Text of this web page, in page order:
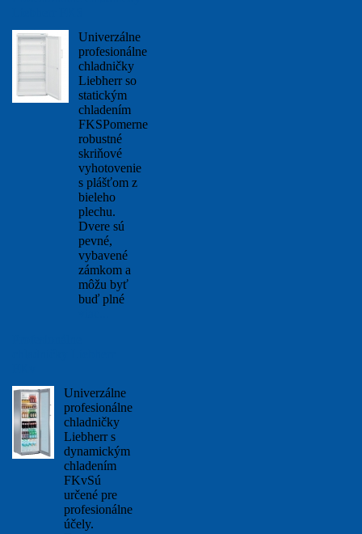
Univerzálne
profesionálne
chladničky
Liebherr so
statickým
chladením
FKSPomerne
robustné
skriňové
vyhotovenie
s plášťom z
bieleho
plechu.
Dvere sú
pevné,
vybavené
zámkom a
môžu byť
buď plné
Univerzálne
profesionálne
chladničky
Liebherr s
dynamickým
chladením
FKvSú
určené pre
profesionálne
účely.